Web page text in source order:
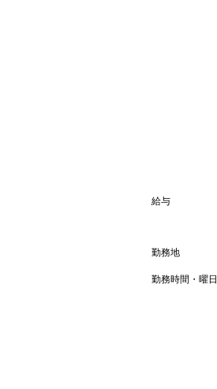
給与
勤務地
勤務時間・曜日